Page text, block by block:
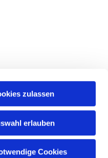
zulassen
erlauben
Cookies